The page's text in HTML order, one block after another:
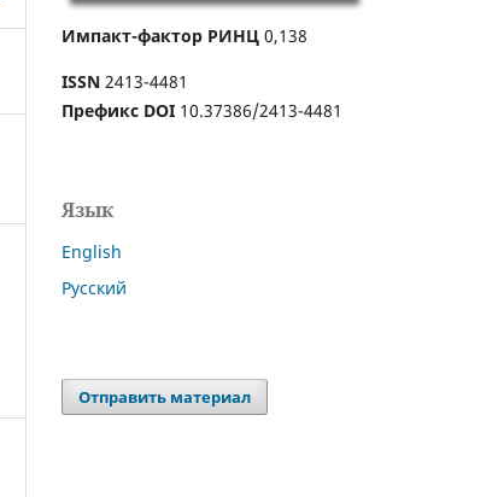
Импакт-фактор РИНЦ 0,138
ISSN 2413-4481
Префикс DOI 10.37386/2413-4481
Язык
English
Русский
Отправить материал